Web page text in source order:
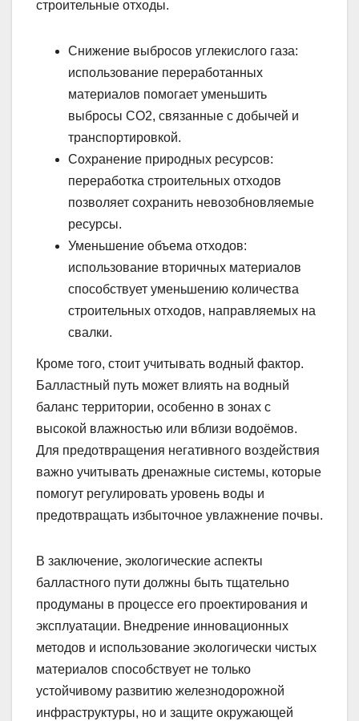
строительные отходы.
Снижение выбросов углекислого газа:
использование переработанных
материалов помогает уменьшить
выбросы CO2, связанные с добычей и
транспортировкой.
Сохранение природных ресурсов:
переработка строительных отходов
позволяет сохранить невозобновляемые
ресурсы.
Уменьшение объема отходов:
использование вторичных материалов
способствует уменьшению количества
строительных отходов, направляемых на
свалки.
Кроме того, стоит учитывать водный фактор.
Балластный путь может влиять на водный
баланс территории, особенно в зонах с
высокой влажностью или вблизи водоёмов.
Для предотвращения негативного воздействия
важно учитывать дренажные системы, которые
помогут регулировать уровень воды и
предотвращать избыточное увлажнение почвы.
В заключение, экологические аспекты
балластного пути должны быть тщательно
продуманы в процессе его проектирования и
эксплуатации. Внедрение инновационных
методов и использование экологически чистых
материалов способствует не только
устойчивому развитию железнодорожной
инфраструктуры, но и защите окружающей